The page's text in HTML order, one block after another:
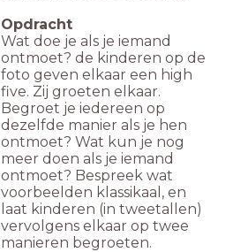
Opdracht
Wat doe je als je iemand
ontmoet? de kinderen op de
foto geven elkaar een high
five. Zij groeten elkaar.
Begroet je iedereen op
dezelfde manier als je hen
ontmoet? Wat kun je nog
meer doen als je iemand
ontmoet? Bespreek wat
voorbeelden klassikaal, en
laat kinderen (in tweetallen)
vervolgens elkaar op twee
manieren begroeten.